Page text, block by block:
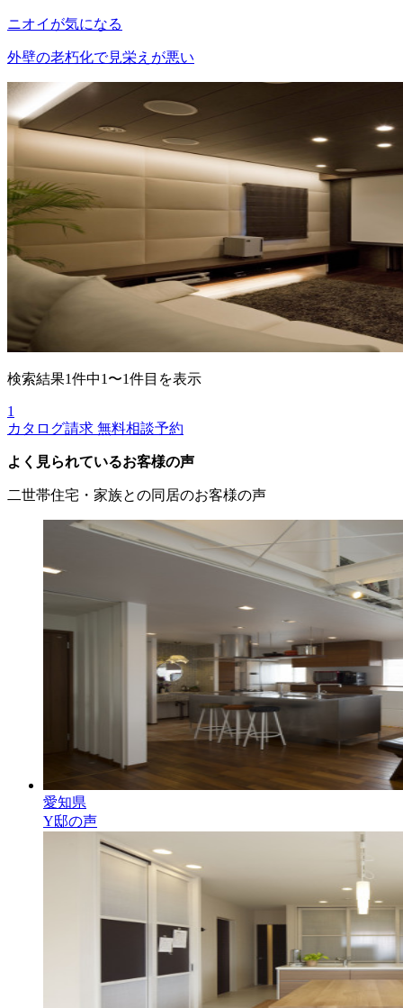
ニオイが気になる
外壁の老朽化で見栄えが悪い
検索結果1件中1〜1件目を表示
1
カタログ請求 無料相談予約
よく見られているお客様の声
二世帯住宅・家族との同居のお客様の声
愛知県
Y邸の声